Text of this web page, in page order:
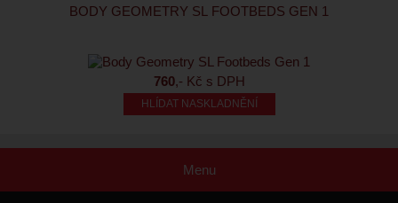
BODY GEOMETRY SL FOOTBEDS GEN 1
760,- Kč s DPH
HLÍDAT NASKLADNĚNÍ
Menu